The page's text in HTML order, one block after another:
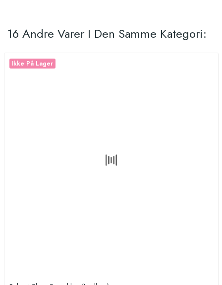
16 Andre Varer I Den Samme Kategori:
Ikke På Lager